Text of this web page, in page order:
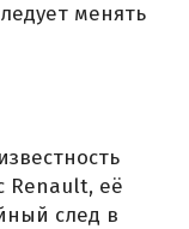
менять
Renault, её
след в